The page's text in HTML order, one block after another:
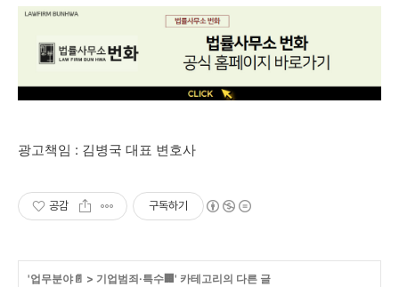
광고책임 : 김병국 대표 변호사
공감 구독하기
'업무분야📄 > 기업범죄·특수🏢 ' 카테고리의 다른 글